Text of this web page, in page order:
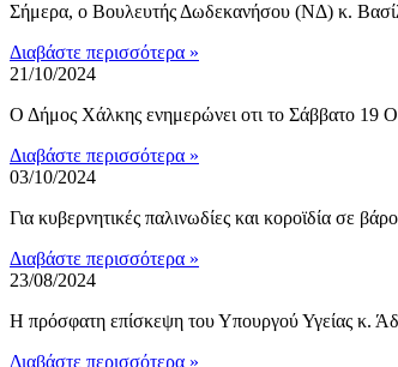
Σήμερα, ο Βουλευτής Δωδεκανήσου (ΝΔ) κ.
Διαβάστε περισσότερα »
21/10/2024
Ο Δήμος Χάλκης ενημερώνει οτι το Σάββατο 19
Διαβάστε περισσότερα »
03/10/2024
Για κυβερνητικές παλινωδίες και κοροϊδία σε
Διαβάστε περισσότερα »
23/08/2024
Η πρόσφατη επίσκεψη του Υπουργού Υγείας κ.
Διαβάστε περισσότερα »